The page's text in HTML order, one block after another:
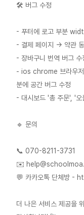
🛠 버그 수정
- 푸터에 로고 부분
- 결제 페이지 -> 약관
- 장바구니 번역 버그 수
- ios chrome 브라우저
분에 공간 버그 수정
- 대시보드 '총 주문', '오
🔹 문의
📞 070-8211-3731
✉️
💬 카카오톡 단체방
더 나은 서비스 제공을